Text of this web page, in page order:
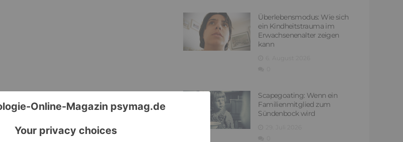
Überlebensmodus: Wie sich
ein Kindheitstrauma im
Erwachsenenalter zeigen
kann
Scapegoating: Wenn ein
Familienmitglied zum
Sündenbock wird